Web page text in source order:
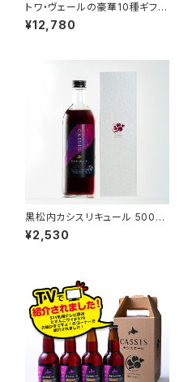
トワ・ヴェールの豪華10種ギフト
セットと「黒松内カシスリキュー
ル 500ml」1本
¥12,780
黒松内カシスリキュール 500ml
（化粧箱付き）
¥2,530